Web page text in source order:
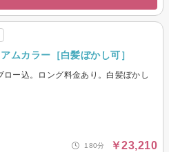
ムカラー［白髪ぼかし可］
ロー込。ロング料金あり。白髪ぼかし
180分 ￥23,210